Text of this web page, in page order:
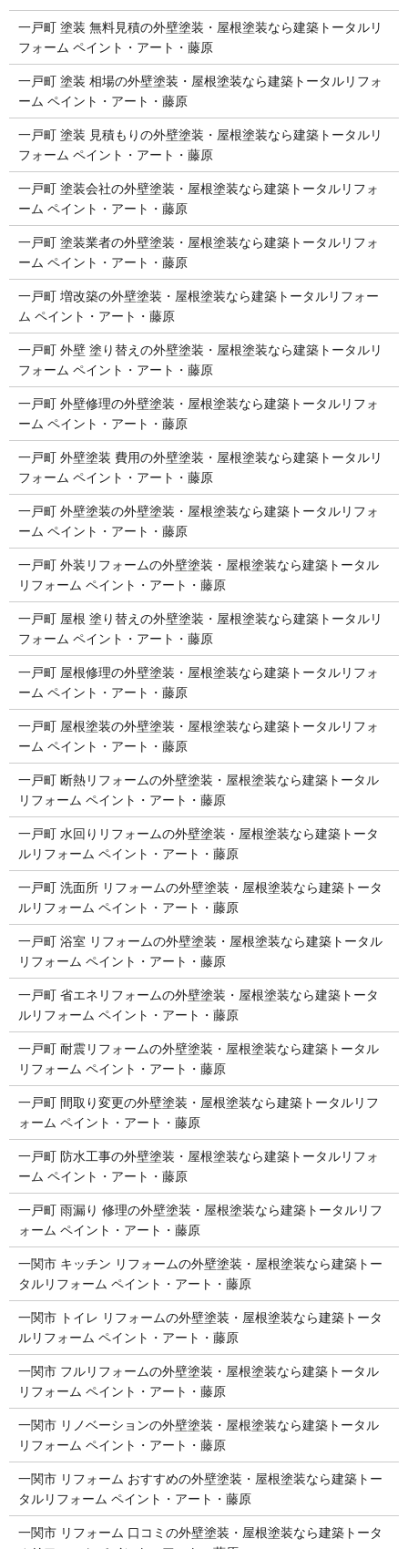
一戸町 塗装 無料見積の外壁塗装・屋根塗装なら建築トータルリ
フォーム ペイント・アート・藤原
一戸町 塗装 相場の外壁塗装・屋根塗装なら建築トータルリフォ
ーム ペイント・アート・藤原
一戸町 塗装 見積もりの外壁塗装・屋根塗装なら建築トータルリ
フォーム ペイント・アート・藤原
一戸町 塗装会社の外壁塗装・屋根塗装なら建築トータルリフォ
ーム ペイント・アート・藤原
一戸町 塗装業者の外壁塗装・屋根塗装なら建築トータルリフォ
ーム ペイント・アート・藤原
一戸町 増改築の外壁塗装・屋根塗装なら建築トータルリフォー
ム ペイント・アート・藤原
一戸町 外壁 塗り替えの外壁塗装・屋根塗装なら建築トータルリ
フォーム ペイント・アート・藤原
一戸町 外壁修理の外壁塗装・屋根塗装なら建築トータルリフォ
ーム ペイント・アート・藤原
一戸町 外壁塗装 費用の外壁塗装・屋根塗装なら建築トータルリ
フォーム ペイント・アート・藤原
一戸町 外壁塗装の外壁塗装・屋根塗装なら建築トータルリフォ
ーム ペイント・アート・藤原
一戸町 外装リフォームの外壁塗装・屋根塗装なら建築トータル
リフォーム ペイント・アート・藤原
一戸町 屋根 塗り替えの外壁塗装・屋根塗装なら建築トータルリ
フォーム ペイント・アート・藤原
一戸町 屋根修理の外壁塗装・屋根塗装なら建築トータルリフォ
ーム ペイント・アート・藤原
一戸町 屋根塗装の外壁塗装・屋根塗装なら建築トータルリフォ
ーム ペイント・アート・藤原
一戸町 断熱リフォームの外壁塗装・屋根塗装なら建築トータル
リフォーム ペイント・アート・藤原
一戸町 水回りリフォームの外壁塗装・屋根塗装なら建築トータ
ルリフォーム ペイント・アート・藤原
一戸町 洗面所 リフォームの外壁塗装・屋根塗装なら建築トータ
ルリフォーム ペイント・アート・藤原
一戸町 浴室 リフォームの外壁塗装・屋根塗装なら建築トータル
リフォーム ペイント・アート・藤原
一戸町 省エネリフォームの外壁塗装・屋根塗装なら建築トータ
ルリフォーム ペイント・アート・藤原
一戸町 耐震リフォームの外壁塗装・屋根塗装なら建築トータル
リフォーム ペイント・アート・藤原
一戸町 間取り変更の外壁塗装・屋根塗装なら建築トータルリフ
ォーム ペイント・アート・藤原
一戸町 防水工事の外壁塗装・屋根塗装なら建築トータルリフォ
ーム ペイント・アート・藤原
一戸町 雨漏り 修理の外壁塗装・屋根塗装なら建築トータルリフ
ォーム ペイント・アート・藤原
一関市 キッチン リフォームの外壁塗装・屋根塗装なら建築トー
タルリフォーム ペイント・アート・藤原
一関市 トイレ リフォームの外壁塗装・屋根塗装なら建築トータ
ルリフォーム ペイント・アート・藤原
一関市 フルリフォームの外壁塗装・屋根塗装なら建築トータル
リフォーム ペイント・アート・藤原
一関市 リノベーションの外壁塗装・屋根塗装なら建築トータル
リフォーム ペイント・アート・藤原
一関市 リフォーム おすすめの外壁塗装・屋根塗装なら建築トー
タルリフォーム ペイント・アート・藤原
一関市 リフォーム 口コミの外壁塗装・屋根塗装なら建築トータ